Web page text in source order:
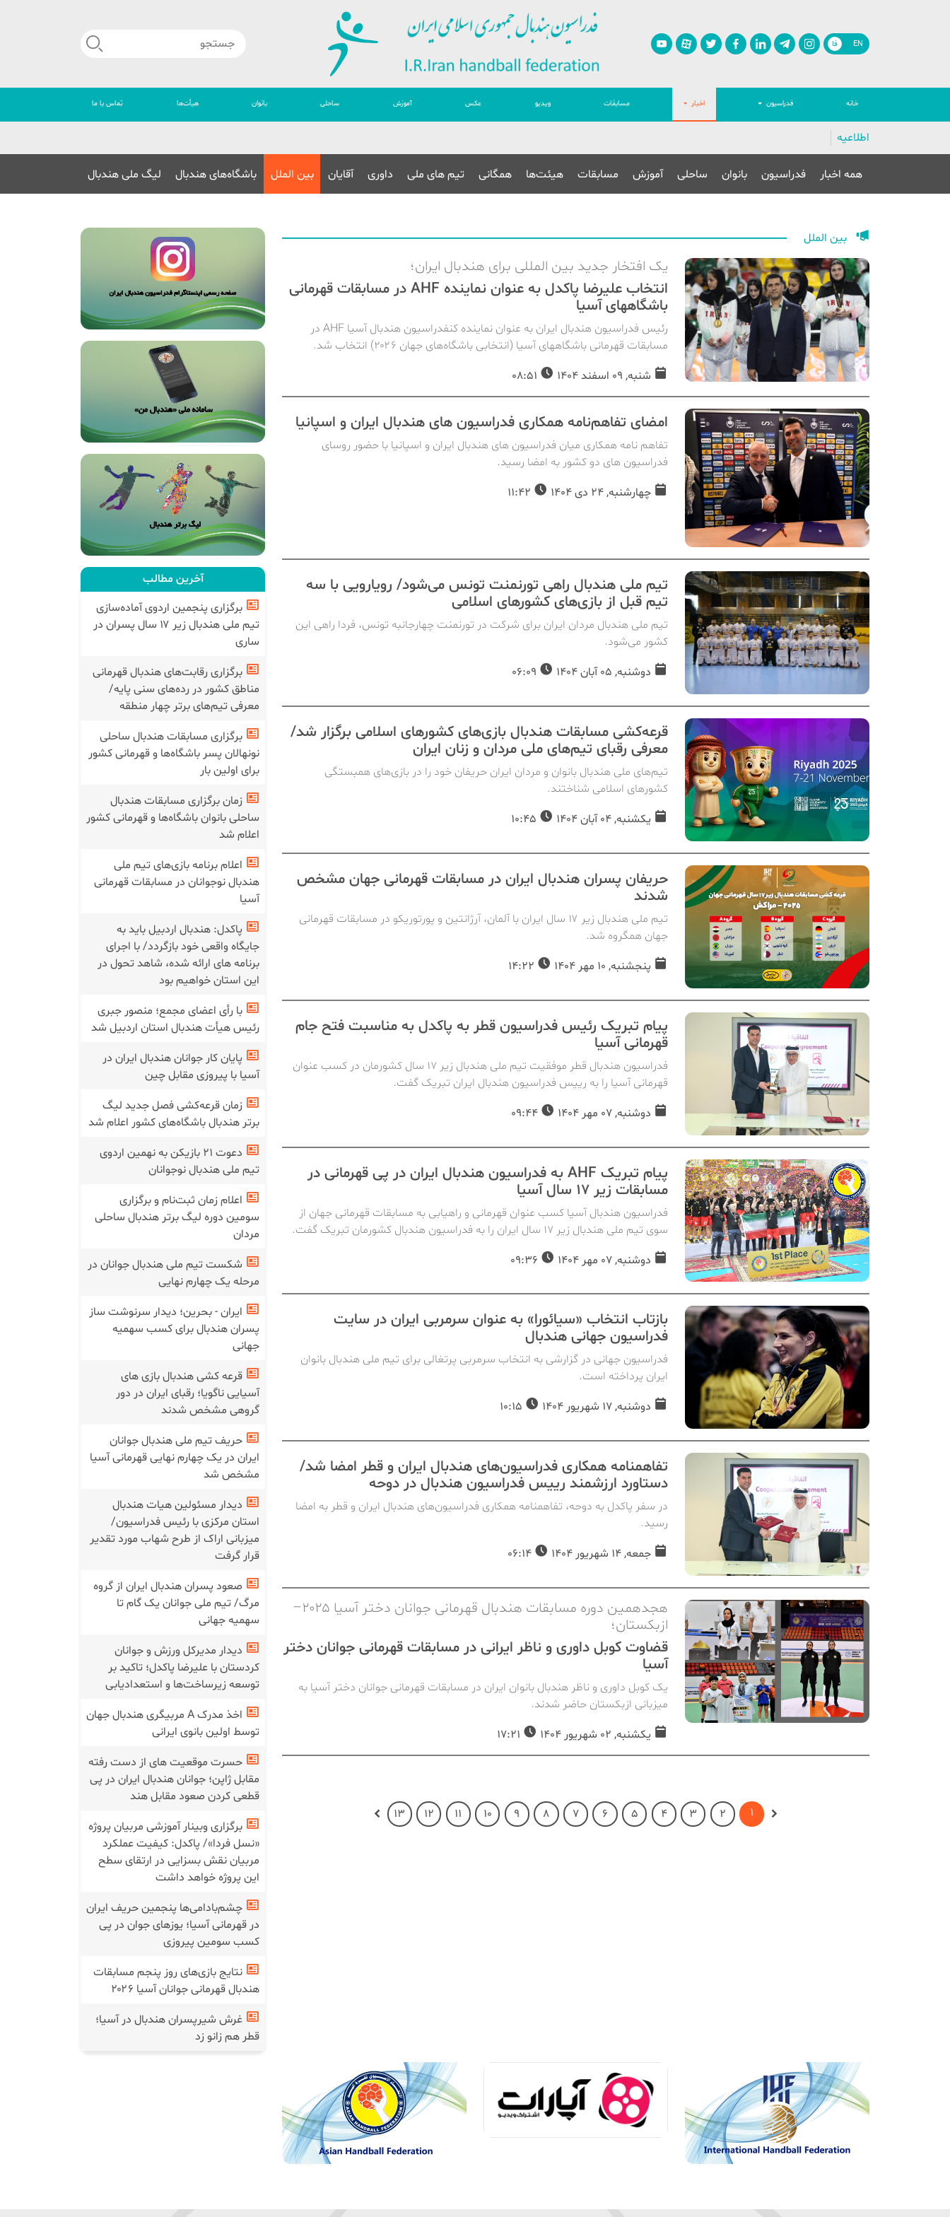
EN فا
خانه فدراسیون اخبار مسابقات ویدیو عکس آموزش ساحلی بانوان هیأت‌ها تماس با ما
اطلاعیه
همه اخبار فدراسیون بانوان ساحلی آموزش مسابقات هیئت‌ها همگانی تیم های ملی داوری آقایان بین الملل باشگاه‌های هندبال لیگ ملی هندبال
بین الملل
یک افتخار جدید بین المللی برای هندبال ایران؛
انتخاب علیرضا پاکدل به عنوان نماینده AHF در مسابقات قهرمانی
باشگاههای آسیا
رئیس فدراسیون هندبال ایران به عنوان نماینده کنفدراسیون هندبال آسیا AHF در
مسابقات قهرمانی باشگاههای آسیا (انتخابی باشگاه‌های جهان ۲۰۲۶) انتخاب شد.
شنبه, 09 اسفند 1404
امضای تفاهم‌نامه همکاری فدراسیون های هندبال ایران و اسپانیا
تفاهم نامه همکاری میان فدراسیون های هندبال ایران و اسپانیا با حضور روسای
فدراسیون های دو کشور به امضا رسید.
چهارشنبه, 24 دی 1404
تیم ملی هندبال راهی تورنمنت تونس می‌شود/ رویارویی با سه
تیم قبل از بازی‌های کشورهای اسلامی
تیم ملی هندبال مردان ایران برای شرکت در تورنمنت چهارجانبه تونس، فردا راهی این
کشور می‌شود.
دوشنبه, 05 آبان 1404
قرعه‌کشی مسابقات هندبال بازی‌های کشورهای اسلامی برگزار شد/
معرفی رقبای تیم‌های ملی مردان و زنان ایران
تیم‌های ملی هندبال بانوان و مردان ایران حریفان خود را در بازی‌های همبستگی
کشورهای اسلامی شناختند.
یکشنبه, 04 آبان 1404
حریفان پسران هندبال ایران در مسابقات قهرمانی جهان مشخص
شدند
تیم ملی هندبال زیر ۱۷ سال ایران با آلمان، آرژانتین و پورتوریکو در مسابقات قهرمانی
جهان همگروه شد.
پنجشنبه, 10 مهر 1404
پیام تبریک رئیس فدراسیون قطر به پاکدل به مناسبت فتح جام
قهرمانی آسیا
فدراسیون هندبال قطر موفقیت تیم ملی هندبال زیر 17 سال کشورمان در کسب عنوان
قهرمانی آسیا را به رییس فدراسیون هندبال ایران تبریک گفت.
دوشنبه, 07 مهر 1404
پیام تبریک AHF به فدراسیون هندبال ایران در پی قهرمانی در
مسابقات زیر 17 سال آسیا
فدراسیون هندبال آسیا کسب عنوان قهرمانی و راهیابی به مسابقات قهرمانی جهان از
سوی تیم ملی هندبال زیر 17 سال ایران را به فدراسیون هندبال کشورمان تبریک گفت.
دوشنبه, 07 مهر 1404
بازتاب انتخاب «سیائورا» به عنوان سرمربی ایران در سایت
فدراسیون جهانی هندبال
فدراسیون جهانی در گزارشی به انتخاب سرمربی پرتغالی برای تیم ملی هندبال بانوان
ایران پرداخته است.
دوشنبه, 17 شهریور 1404
تفاهمنامه همکاری فدراسیون‌های هندبال ایران و قطر امضا شد/
دستاورد ارزشمند رییس فدراسیون هندبال در دوحه
در سفر پاکدل به دوحه، تفاهمنامه همکاری فدراسیون‌های هندبال ایران و قطر به امضا
رسید.
جمعه, 14 شهریور 1404
هجدهمین دوره مسابقات هندبال قهرمانی جوانان دختر آسیا ۲۰۲۵–
ازبکستان؛
قضاوت کوبل داوری و ناظر ایرانی در مسابقات قهرمانی جوانان دختر
آسیا
یک کوبل داوری و ناظر هندبال بانوان ایران در مسابقات قهرمانی جوانان دختر آسیا به
میزبانی ازبکستان حاضر شدند.
یکشنبه, 02 شهریور 1404
1
2
3
4
5
6
7
8
9
10
11
12
13
آخرین مطالب
برگزاری پنجمین اردوی آماده‌سازی
تیم ملی هندبال زیر ۱۷ سال پسران در
ساری
برگزاری رقابت‌های هندبال قهرمانی
مناطق کشور در رده‌های سنی پایه/
معرفی تیم‌های برتر چهار منطقه
برگزاری مسابقات هندبال ساحلی
نونهالان پسر باشگاه‌ها و قهرمانی کشور
برای اولین بار
زمان برگزاری مسابقات هندبال
ساحلی بانوان باشگاه‌ها و قهرمانی کشور
اعلام شد
اعلام برنامه بازی‌های تیم ملی
هندبال نوجوانان در مسابقات قهرمانی
آسیا
پاکدل: هندبال اردبیل باید به
جایگاه واقعی خود بازگردد/ با اجرای
برنامه های ارائه شده، شاهد تحول در
این استان خواهیم بود
با رأی اعضای مجمع؛ منصور جبری
رئیس هیأت هندبال استان اردبیل شد
پایان کار جوانان هندبال ایران در
آسیا با پیروزی مقابل چین
زمان قرعه‌کشی فصل جدید لیگ
برتر هندبال باشگاه‌های کشور اعلام شد
دعوت ۲۱ بازیکن به نهمین اردوی
تیم ملی هندبال نوجوانان
اعلام زمان ثبت‌نام و برگزاری
سومین دوره لیگ برتر هندبال ساحلی
مردان
شکست تیم ملی هندبال جوانان در‌
مرحله یک چهارم نهایی
ایران - بحرین؛ دیدار سرنوشت ساز
پسران هندبال برای کسب سهمیه
جهانی
قرعه کشی هندبال بازی های
آسیایی ناگویا؛ رقبای ایران در دور
گروهی مشخص شدند
حریف تیم ملی هندبال جوانان
ایران در یک چهارم نهایی قهرمانی آسیا
مشخص شد
دیدار مسئولین هیات هندبال
استان مرکزی با رئیس فدراسیون/
میزبانی اراک از طرح شهاب مورد تقدیر
قرار گرفت
صعود پسران هندبال ایران از گروه
مرگ/ تیم ملی جوانان یک گام تا
سهمیه جهانی
دیدار مدیرکل ورزش و جوانان
کردستان با علیرضا پاکدل؛ تاکید بر
توسعه زیرساخت‌ها و استعدادیابی
اخذ مدرک A مربیگری هندبال جهان
توسط اولین بانوی ایرانی
حسرت موقعیت های از دست رفته
مقابل ژاپن؛ جوانان هندبال ایران در پی
قطعی کردن صعود مقابل هند
برگزاری وبینار آموزشی مربیان پروژه
«نسل فردا»/ پاکدل: کیفیت عملکرد
مربیان نقش بسزایی در ارتقای سطح
این پروژه خواهد داشت
چشم‌بادامی‌ها پنجمین حریف ایران
در قهرمانی آسیا؛ یوز‌های جوان در پی
کسب سومین پیروزی
نتایج بازی‌های روز پنجم مسابقات
هندبال قهرمانی جوانان آسیا ۲۰۲۶
غرش شیرپسران هندبال در آسیا؛
قطر هم زانو زد